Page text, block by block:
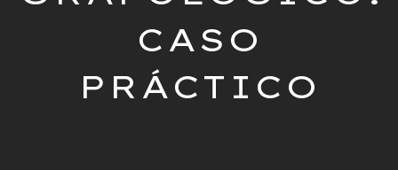
CASO
PRÁCTICO